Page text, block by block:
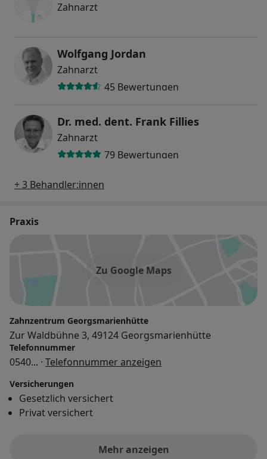
Zahnarzt
Wolfgang Jordan
Zahnarzt
45 Bewertungen
Dr. med. dent. Frank Fillies
Zahnarzt
79 Bewertungen
+ 3 Behandler:innen
Praxis
Zu Google Maps
Zahnzentrum Georgsmarienhütte
Zur Waldbühne 3, 49124 Georgsmarienhütte
Telefonnummer
0540... · Telefonnummer anzeigen
Versicherungen
Gesetzlich versichert
Privat versichert
Mehr anzeigen